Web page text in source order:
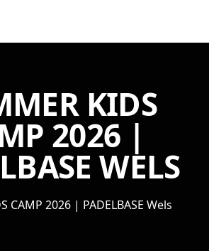
KIDS
2026 |
WELS
CAMP 2026 | PADELBASE Wels